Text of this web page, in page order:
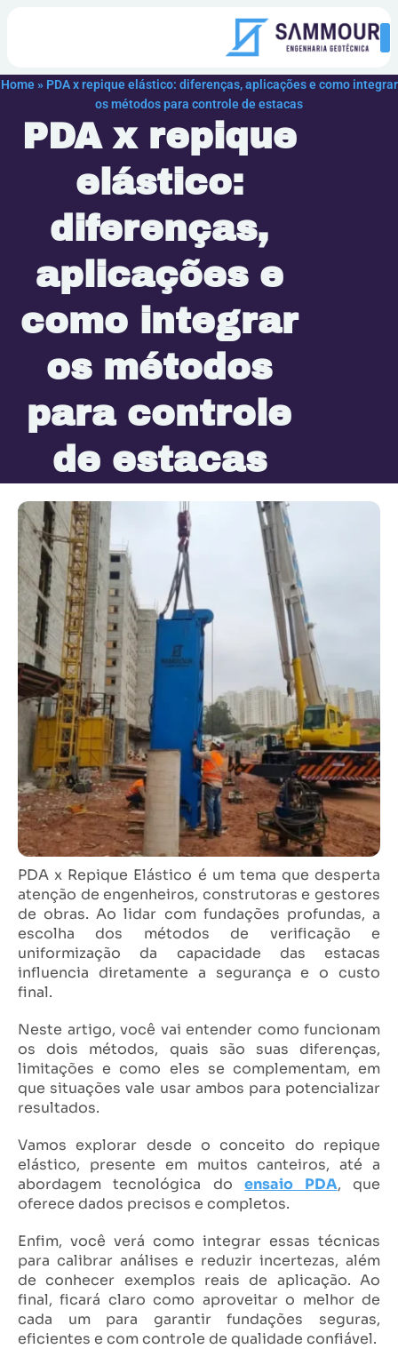
Home » PDA x repique elástico: diferenças, aplicações e como integrar
os métodos para controle de estacas
PDA x repique
elástico:
diferenças,
aplicações e
como integrar
os métodos
para controle
de estacas
PDA x Repique Elástico é um tema que desperta
atenção de engenheiros, construtoras e gestores
de obras. Ao lidar com fundações profundas, a
escolha dos métodos de verificação e
uniformização da capacidade das estacas
influencia diretamente a segurança e o custo
final.
Neste artigo, você vai entender como funcionam
os dois métodos, quais são suas diferenças,
limitações e como eles se complementam, em
que situações vale usar ambos para potencializar
resultados.
Vamos explorar desde o conceito do repique
elástico, presente em muitos canteiros, até a
abordagem tecnológica doensaio PDA, que
oferece dados precisos e completos.
Enfim, você verá como integrar essas técnicas
para calibrar análises e reduzir incertezas, além
de conhecer exemplos reais de aplicação. Ao
final, ficará claro como aproveitar o melhor de
cada um para garantir fundações seguras,
eficientes e com controle de qualidade confiável.